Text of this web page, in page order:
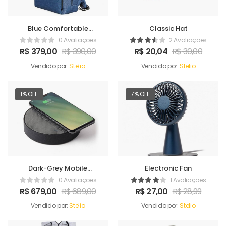
Blue Comfortable
Satchel0 Avaliações
R$ 379,00 R$390,00
Vendido por:Stelio
Classic Hat
2 Avaliações
R$ 20,04 R$30,00
Vendido por:Stelio
1% OFF
Dark-Grey Mobile
Charger0 Avaliações
R$679,00 R$689,00
Vendido por:Stelio
7% OFF
Electronic Fan
1 Avaliações
R$27,00 R$28,99
Vendido por:Stelio